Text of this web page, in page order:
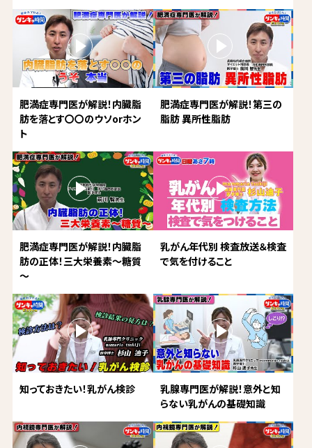
肥満症専門医が解説！内臓脂
肪を落とす〇〇のウソorホン
ト
肥満症専門医が解説！第三の
脂肪 異所性脂肪
肥満症専門医が解説！内臓脂
肪の正体！三大栄養素～糖質
～
乳がん年代別 検査放送＆検査
で気を付けること
知っておきたい！乳がん検診
乳腺専門医が解説！意外と知
らない乳がんの基礎知識